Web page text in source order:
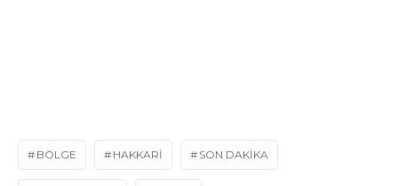
BÖLGE HAKKARI SON DAKIKA